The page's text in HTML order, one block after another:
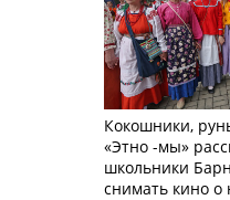
Кокошники,
«Этно -мы»
школьники
снимать кино о